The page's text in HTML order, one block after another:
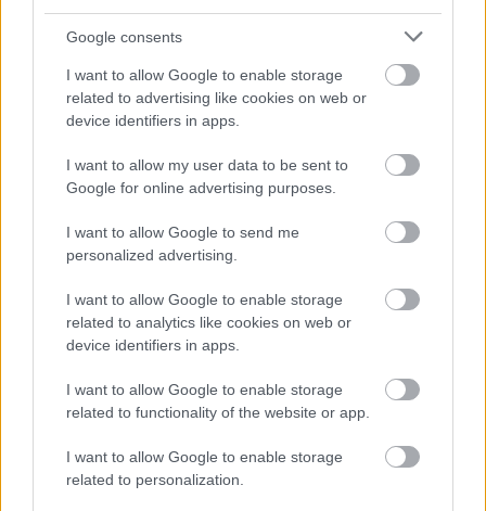
Google consents
I want to allow Google to enable storage
related to advertising like cookies on web or
device identifiers in apps.
I want to allow my user data to be sent to
Google for online advertising purposes.
I want to allow Google to send me
personalized advertising.
I want to allow Google to enable storage
related to analytics like cookies on web or
device identifiers in apps.
I want to allow Google to enable storage
related to functionality of the website or app.
I want to allow Google to enable storage
related to personalization.
Megtartotta évadzáró társulati ülését a Tomcsa
Sándor Színház. A világjárvány próbára tette az
"Csak engedjenek át a határon,
jövünk!"